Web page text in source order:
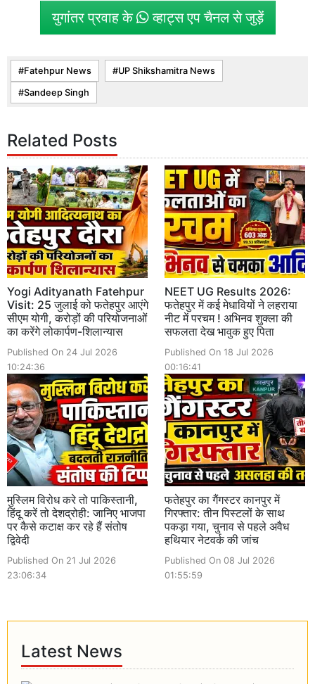
युगांतर प्रवाह के व्हाट्स एप चैनल से जुड़ें
Fatehpur News UP Shikshamitra News
Sandeep Singh
Related Posts
Yogi Adityanath Fatehpur
Visit: 25 जुलाई को फतेहपुर आएंगे
सीएम योगी, करोड़ों की परियोजनाओं
का करेंगे लोकार्पण-शिलान्यास
Published On 24 Jul 2026
10:24:36
NEET UG Results 2026:
फतेहपुर में कई मेधावियों ने लहराया
नीट में परचम ! अभिनव शुक्ला की
सफलता देख भावुक हुए पिता
Published On 18 Jul 2026
00:16:41
मुस्लिम विरोध करे तो पाकिस्तानी,
हिंदू करें तो देशद्रोही: जानिए भाजपा
पर कैसे कटाक्ष कर रहे हैं संतोष
द्विवेदी
Published On 21 Jul 2026
23:06:34
फतेहपुर का गैंगस्टर कानपुर में
गिरफ्तार: तीन पिस्टलों के साथ
पकड़ा गया, चुनाव से पहले अवैध
हथियार नेटवर्क की जांच
Published On 08 Jul 2026
01:55:59
Latest News